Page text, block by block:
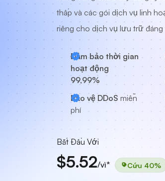
thấp và các gói dịch vụ linh
riêng cho dịch vụ lưu trữ đáng
Đảm bảo thời gian
hoạt động
99,99%
Bảo vệ DDoS miễn
phí
Bắt Đầu Với
$5.52/vì* Cứu 40%